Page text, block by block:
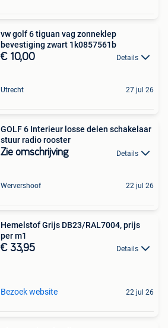
vw golf 6 tiguan vag zonneklep
bevestiging zwart 1k0857561b
€ 10,00 Details
Utrecht 27 jul 26
GOLF 6 Interieur losse delen schakelaar
stuur radio rooster
Zie omschrijving Details
Wervershoof 22 jul 26
Hemelstof Grijs DB23/RAL7004, prijs
per m1
€ 33,95 Details
Bezoek website 22 jul 26